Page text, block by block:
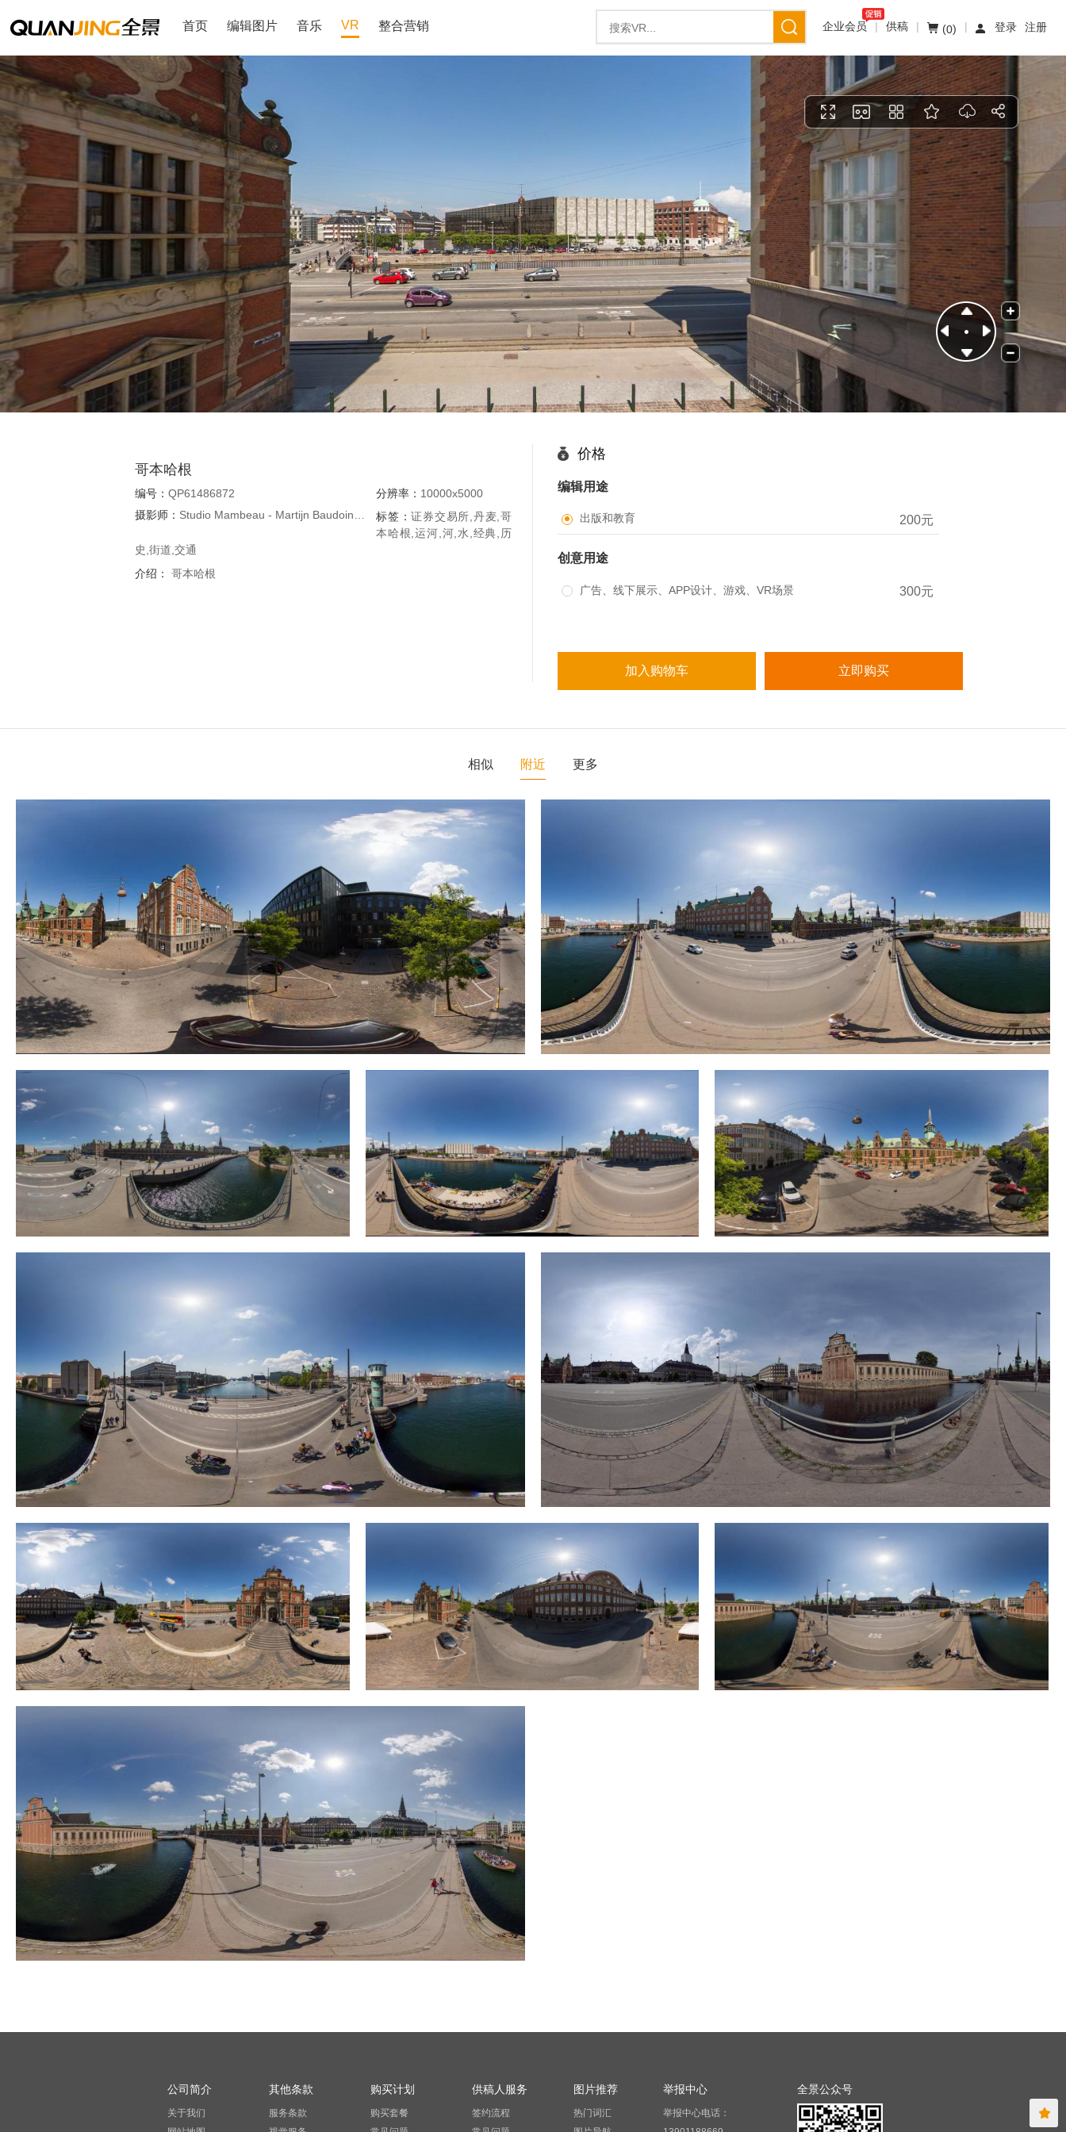
首页 编辑图片 音乐 VR 整合营销 企业会员 | 供稿 | (0) | 登录 注册
哥本哈根
编号： QP61486872 分辨率： 10000x5000
摄影师：
标签：证券交易所,丹麦,哥
本哈根,运河,河,水,经典,历
史,街道,交通
介绍：
哥本哈根
价格
编辑用途
出版和教育 200元
创意用途
广告、线下展示、APP设计、游戏、VR场景 300元
加入购物车 立即购买
相似 附近 更多
公司简介
关于我们
其他条款
服务条款
购买计划
购买套餐
供稿人服务
签约流程
图片推荐
热门词汇
举报中心
举报中心电话：
全景公众号